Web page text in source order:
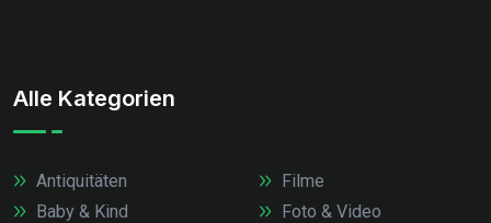
Alle Kategorien
Antiquitäten
Baby & Kind
Filme
Foto & Video